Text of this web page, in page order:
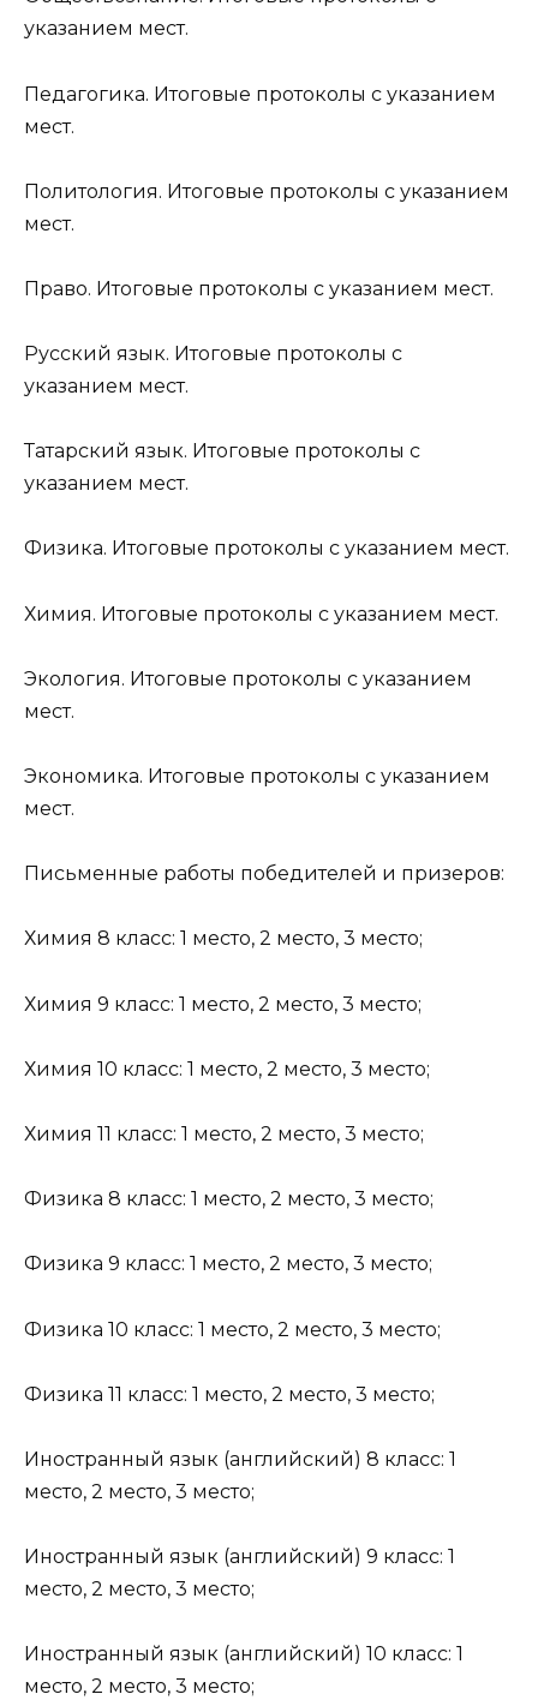
указанием мест.
Педагогика. Итоговые протоколы с указанием
мест.
Политология. Итоговые протоколы с указанием
мест.
Право. Итоговые протоколы с указанием мест.
Русский язык. Итоговые протоколы с
указанием мест.
Татарский язык. Итоговые протоколы с
указанием мест.
Физика. Итоговые протоколы с указанием мест.
Химия. Итоговые протоколы с указанием мест.
Экология. Итоговые протоколы с указанием
мест.
Экономика. Итоговые протоколы с указанием
мест.
Письменные работы победителей и призеров:
Химия 8 класс: 1 место, 2 место, 3 место;
Химия 9 класс: 1 место, 2 место, 3 место;
Химия 10 класс: 1 место, 2 место, 3 место;
Химия 11 класс: 1 место, 2 место, 3 место;
Физика 8 класс: 1 место, 2 место, 3 место;
Физика 9 класс: 1 место, 2 место, 3 место;
Физика 10 класс: 1 место, 2 место, 3 место;
Физика 11 класс: 1 место, 2 место, 3 место;
Иностранный язык (английский) 8 класс: 1
место, 2 место, 3 место;
Иностранный язык (английский) 9 класс: 1
место, 2 место, 3 место;
Иностранный язык (английский) 10 класс: 1
место, 2 место, 3 место;